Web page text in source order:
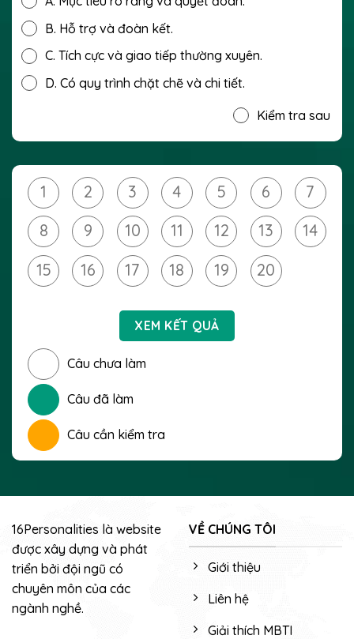
B. Hỗ trợ và đoàn kết.
C. Tích cực và giao tiếp thường xuyên.
D. Có quy trình chặt chẽ và chi tiết.
Kiểm tra sau
1 2 3 4 5 6
7
8
9 10 11 12 13
14
15
16 17 18 19 20
XEM KẾT QUẢ
Câu chưa làm
Câu đã làm
Câu cần kiểm tra
16Personalities là website
được xây dựng và phát
triển bởi đội ngũ có
chuyên môn của các
ngành nghề.
VỀ CHÚNG TÔI
Giới thiệu
Liên hệ
Giải thích MBTI